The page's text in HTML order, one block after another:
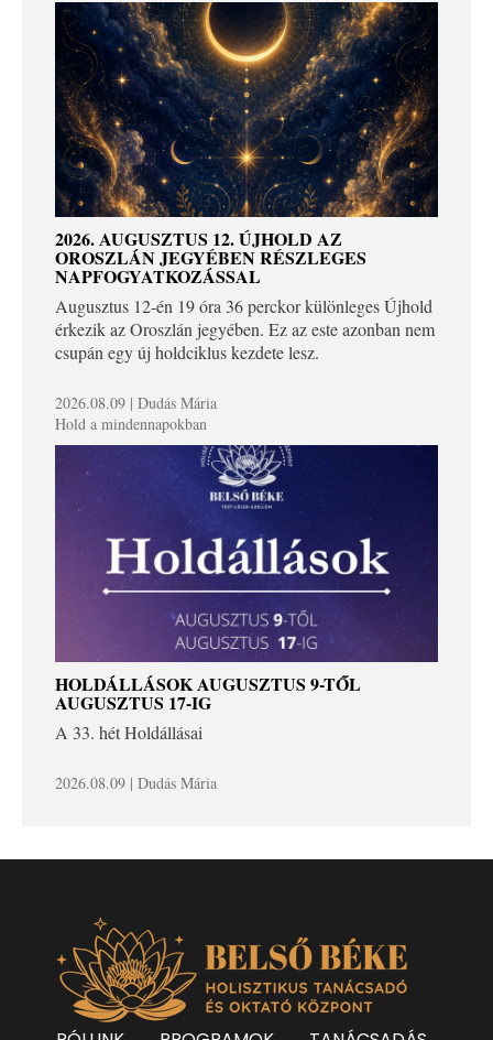
2026. AUGUSZTUS 12. ÚJHOLD AZ
OROSZLÁN JEGYÉBEN RÉSZLEGES
NAPFOGYATKOZÁSSAL
Augusztus 12-én 19 óra 36 perckor különleges Újhold
érkezik az Oroszlán jegyében. Ez az este azonban nem
csupán egy új holdciklus kezdete lesz.
2026.08.09 | Dudás Mária
Hold a mindennapokban
HOLDÁLLÁSOK AUGUSZTUS 9-TŐL
AUGUSZTUS 17-IG
A 33. hét Holdállásai
2026.08.09 | Dudás Mária